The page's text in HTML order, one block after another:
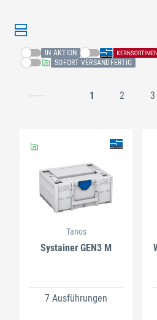
IN AKTION
SOFORT VERSANDFERTIG
1 2 3
Tanos
Systainer GEN3 M
7 Ausführungen